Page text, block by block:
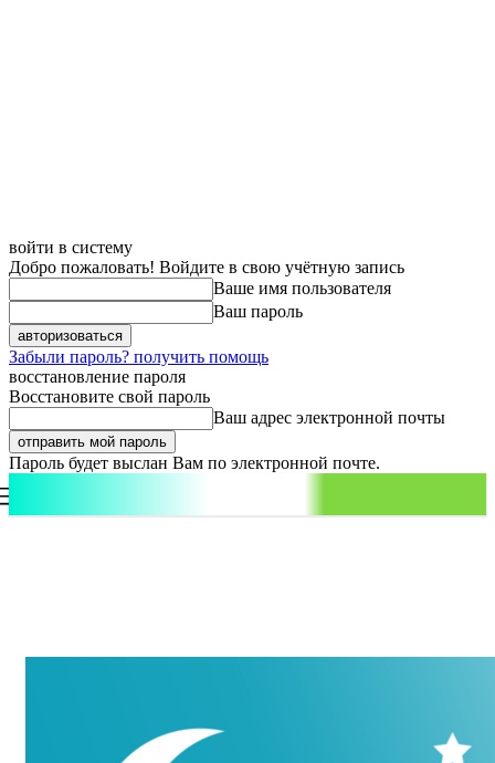
войти в систему
Добро пожаловать! Войдите в свою учётную запись
Ваше имя пользователя
Ваш пароль
Забыли пароль? получить помощь
восстановление пароля
Восстановите свой пароль
Ваш адрес электронной почты
Пароль будет выслан Вам по электронной почте.